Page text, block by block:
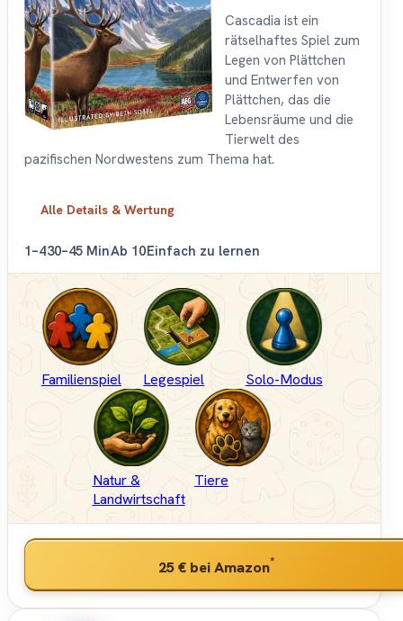
Cascadia ist ein
rätselhaftes Spiel zum
Legen von Plättchen
und Entwerfen von
Plättchen, das die
Lebensräume und die
Tierwelt des
pazifischen Nordwestens zum Thema hat.
Alle Details & Wertung
1–430–45 MinAb 10Einfach zu lernen
Familienspiel Legespiel Solo-Modus
Natur &
Landwirtschaft
Tiere
25 € bei Amazon*